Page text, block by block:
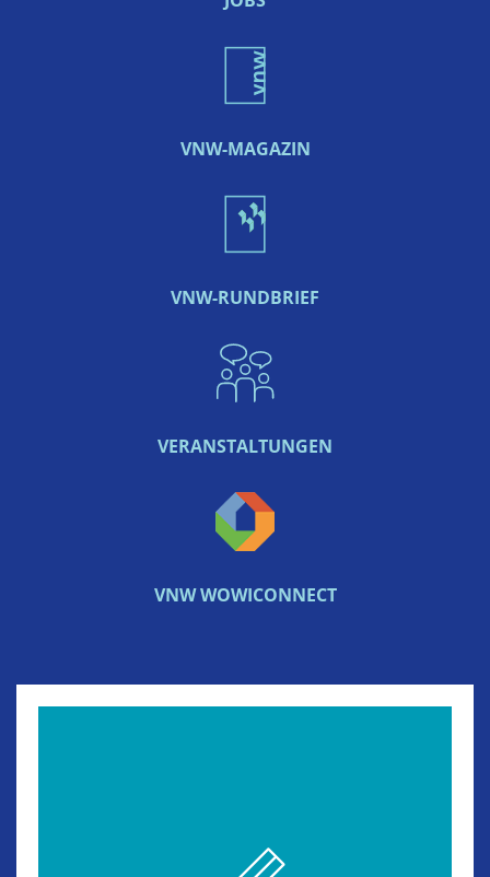
VNW-MAGAZIN
VNW-RUNDBRIEF
VERANSTALTUNGEN
VNW WOWICONNECT